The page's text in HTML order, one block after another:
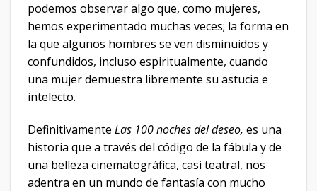
podemos observar algo que, como mujeres,
hemos experimentado muchas veces; la forma en
la que algunos hombres se ven disminuidos y
confundidos, incluso espiritualmente, cuando
una mujer demuestra libremente su astucia e
intelecto.
Definitivamente Las 100 noches del deseo, es una
historia que a través del código de la fábula y de
una belleza cinematográfica, casi teatral, nos
adentra en un mundo de fantasía con mucho